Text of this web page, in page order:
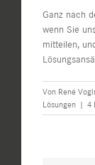
Ganz nach
wenn Sie
mitteilen,
Von René
Lösungen | 4